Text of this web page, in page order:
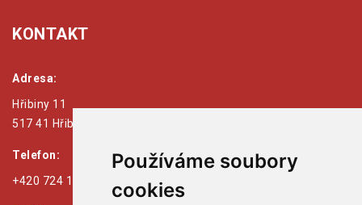
Používáme soubory
cookies
KONTAKT
Adresa:
Hřibiny 11
517 41 Hřibiny - Ledská
Telefon:
+420 724 179 125